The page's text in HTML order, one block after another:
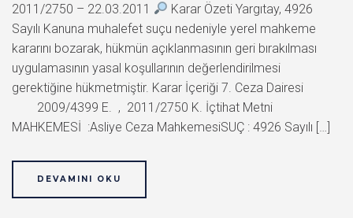
2011/2750 – 22.03.2011
Karar Özeti Yargıtay, 4926
Sayılı Kanuna muhalefet suçu nedeniyle yerel mahkeme
kararını bozarak, hükmün açıklanmasının geri bırakılması
uygulamasının yasal koşullarının değerlendirilmesi
gerektiğine hükmetmiştir. Karar İçeriği 7. Ceza Dairesi
2009/4399 E. , 2011/2750 K. İçtihat Metni
MAHKEMESİ :Asliye Ceza MahkemesiSUÇ : 4926 Sayılı […]
DEVAMINI OKU